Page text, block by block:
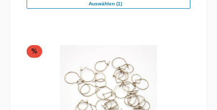
Auswählen (1)
%Rabatt